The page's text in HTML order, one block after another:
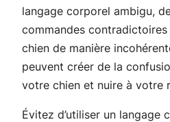
langage corporel ambigu,
commandes
chien de manière
peuvent créer de la
votre chien et nuire à votre
Évitez d’utiliser un langage